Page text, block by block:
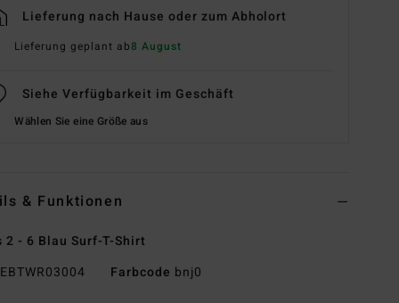
Lieferung nach Hause oder zum Abholort
Lieferung geplant ab8 August
Siehe Verfügbarkeit im Geschäft
Wählen Sie eine Größe aus
& Funktionen
2 - 6 Blau Surf-T-Shirt
EBTWR03004 Farbcode bnj0